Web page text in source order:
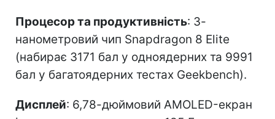
Процесор та продуктивність: 3-
нанометровий чип Snapdragon 8 Elite
(набирає 3171 бал у одноядерних та 9991
бал у багатоядерних тестах Geekbench).
Дисплей: 6,78-дюймовий AMOLED-екран